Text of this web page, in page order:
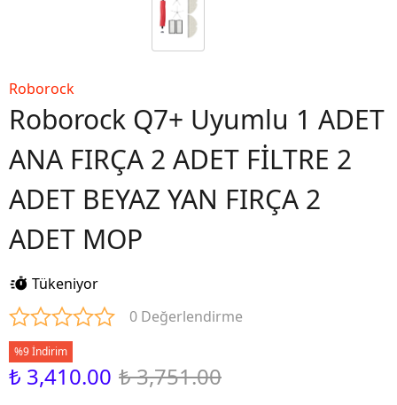
Roborock
Roborock Q7+ Uyumlu 1 ADET
ANA FIRÇA 2 ADET FİLTRE 2
ADET BEYAZ YAN FIRÇA 2
ADET MOP
Tükeniyor
0 Değerlendirme
%9 İndirim
₺ 3,410.00 ₺ 3,751.00